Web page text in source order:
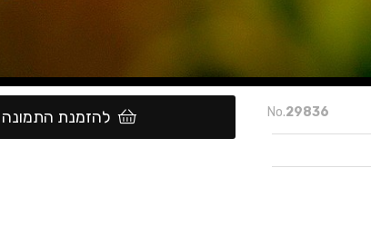
No.29836 להזמנת התמונה